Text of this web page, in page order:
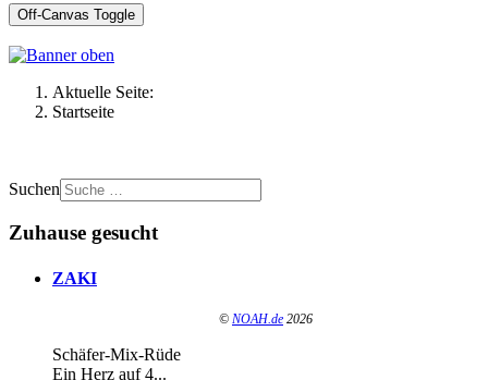
Off-Canvas Toggle
Aktuelle Seite:
Startseite
Suchen
Zuhause gesucht
ZAKI
© NOAH.de 2026
Schäfer-Mix-Rüde
Ein Herz auf 4...